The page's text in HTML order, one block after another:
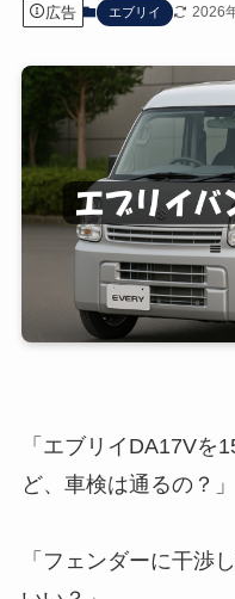
広告 エブリイ 2026
「エブリイDA17Vを
ど、車検は通るの？」
「フェンダーに干渉